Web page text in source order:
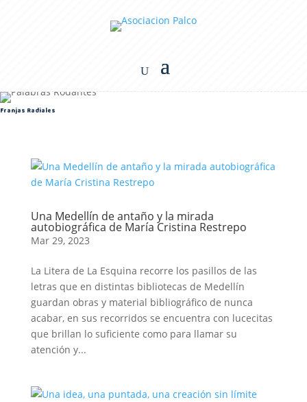
Franjas Radiales
Una Medellín de antaño y la mirada
autobiográfica de María Cristina Restrepo
Mar 29, 2023
La Litera de La Esquina recorre los pasillos de las
letras que en distintas bibliotecas de Medellín
guardan obras y material bibliográfico de nunca
acabar, en sus recorridos se encuentra con lucecitas
que brillan lo suficiente como para llamar su
atención y...